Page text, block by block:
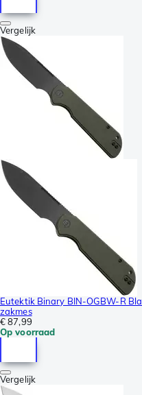
Vergelijk
Eutektik Binary BIN-OGBW-R
zakmes
€ 87,99
Op voorraad
Vergelijk